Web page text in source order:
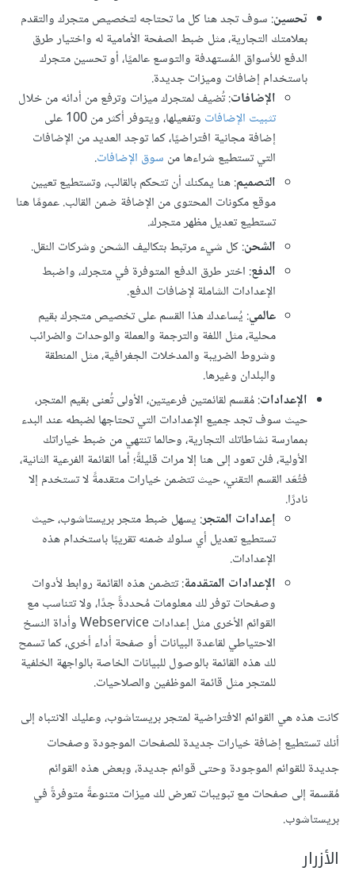
تحسين: سوف تجد هنا كل ما تحتاجه لتخصيص متجرك والتقدم
بعلامتك التجارية، مثل ضبط الصفحة الأمامية له واختيار طرق
الدفع للأسواق المُستهدفة والتوسع عالميًا، أو تحسين متجرك
باستخدام إضافات وميزات جديدة.
الإضافات: تُضيف لمتجرك ميزات وترفع من أدائه من خلال
تثبيت الإضافات
وتفعيلها، ويتوفر أكثر من 100 على
إضافة مجانية افتراضيًا، كما توجد العديد من الإضافات
التي تستطيع شراءها من سوق الإضافات.
التصميم: هنا يمكنك أن تتحكم بالقالب، وتستطيع تعيين
موقع مكونات المحتوى من الإضافة ضمن القالب. عمومًا هنا
تستطيع تعديل مظهر متجرك.
الشحن: كل شيء مرتبط بتكاليف الشحن وشركات النقل.
الدفع: اختر طرق الدفع المتوفرة في متجرك، واضبط
الإعدادات الشاملة لإضافات الدفع.
عالمي: يُساعدك هذا القسم على تخصيص متجرك بقيم
محلية، مثل اللغة والترجمة والعملة والوحدات والضرائب
وشروط الضريبة والمدخلات الجغرافية، مثل المنطقة
والبلدان وغيرها.
الإعدادات: مُقسم لقائمتين فرعيتين، الأولى تُعنى بقيم المتجر،
حيث سوف تجد جميع الإعدادات التي تحتاجها لضبطه عند البدء
بممارسة نشاطاتك التجارية، وحالما تنتهي من ضبط خياراتك
الأولية، فلن تعود إلى هنا إلا مرات قليلةً؛ أما القائمة الفرعية الثانية،
فتُعَد القسم التقني، حيث تتضمن خيارات متقدمةً لا تستخدم إلا
نادرًا.
إعدادات المتجر: يسهل ضبط متجر بريستاشوب، حيث
تستطيع تعديل أي سلوك ضمنه تقريبًا باستخدام هذه
الإعدادات.
الإعدادات المتقدمة: تتضمن هذه القائمة روابط لأدوات
وصفحات توفر لك معلومات مُحددةً جدًا، ولا تتناسب مع
القوائم الأخرى مثل إعدادات Webservice وأداة النسخ
الاحتياطي لقاعدة البيانات أو صفحة أداء أخرى، كما تسمح
لك هذه القائمة بالوصول للبيانات الخاصة بالواجهة الخلفية
للمتجر مثل قائمة الموظفين والصلاحيات.
كانت هذه هي القوائم الافتراضية لمتجر بريستاشوب، وعليك الانتباه إلى
أنك تستطيع إضافة خيارات جديدة للصفحات الموجودة وصفحات
جديدة للقوائم الموجودة وحتى قوائم جديدة، وبعض هذه القوائم
مُقسمة إلى صفحات مع تبويبات تعرض لك ميزات متنوعةً متوفرةً في
بريستاشوب.
الأزرار